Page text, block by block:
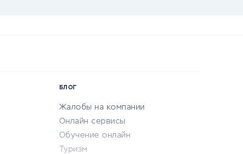
БЛОГ
Жалобы на компании
Онлайн сервисы
Обучение онлайн
Туризм